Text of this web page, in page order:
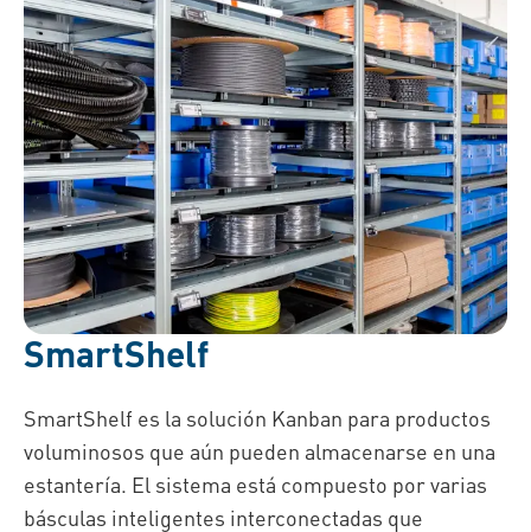
SmartShelf
SmartShelf es la solución Kanban para productos
voluminosos que aún pueden almacenarse en una
estantería. El sistema está compuesto por varias
básculas inteligentes interconectadas que